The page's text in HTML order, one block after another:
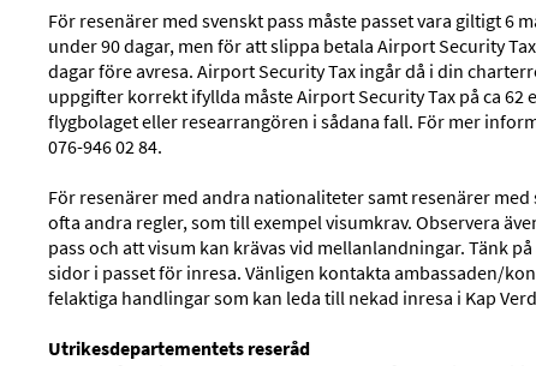
Santa Maria på ön Sal i Kap Verde är ett av
och kombinera långa sandstränder med en
Läs mer om Kap Verde
Våra kunder om Kap Verde
4,1/5Baseras på 43740 svar
Betyg från Vings gäster: 4.1/5
Stränder
4,6
Barnvänligt
För resenärer med svenskt pass måste passet vara giltigt 6
under 90 dagar, men för att slippa betala Airport Security
dagar före avresa. Airport Security Tax ingår då i din
uppgifter korrekt ifyllda måste Airport Security Tax på ca
flygbolaget eller researrangören i sådana fall. För mer
076-946 02 84.
För resenärer med andra nationaliteter samt resenärer
ofta andra regler, som till exempel visumkrav. Observera
pass och att visum kan krävas vid mellanlandningar. Tänk
sidor i passet för inresa. Vänligen kontakta ambassaden/
felaktiga handlingar som kan leda till nekad inresa i Kap
Utrikesdepartementets reseråd